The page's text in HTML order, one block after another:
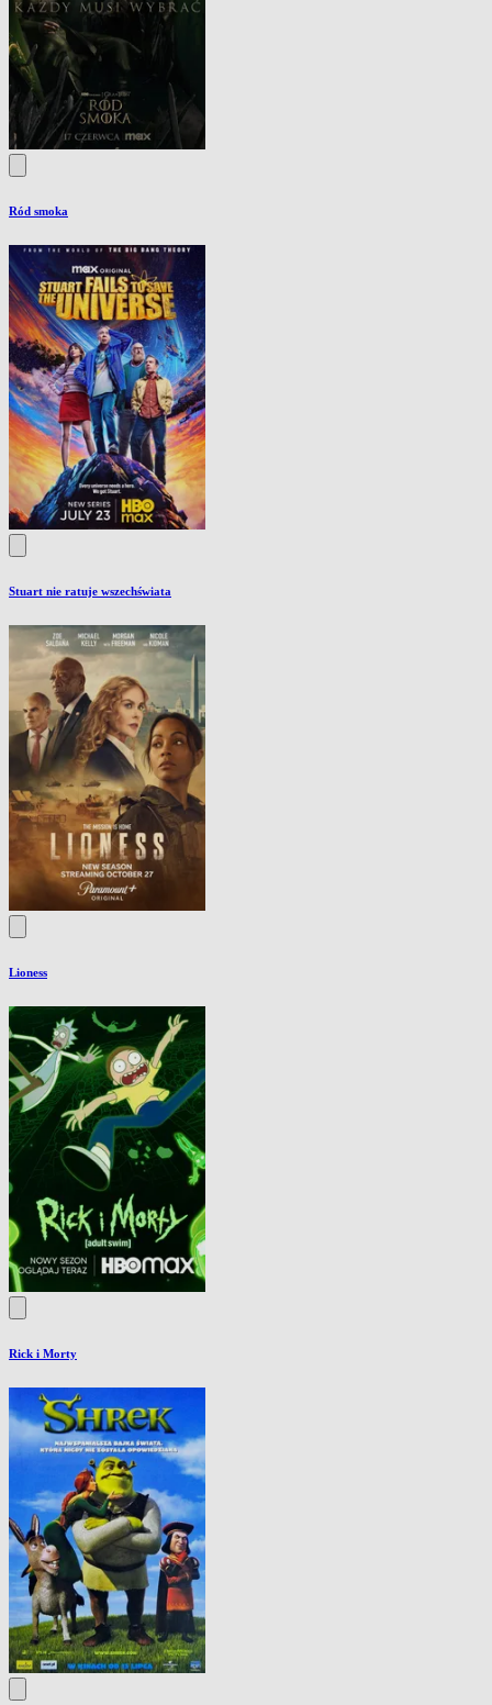
Ród smoka
Stuart nie ratuje wszechświata
Lioness
Rick i Morty